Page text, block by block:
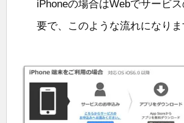
iPhoneの場合はWebでサービ
要で、このような流れになりま